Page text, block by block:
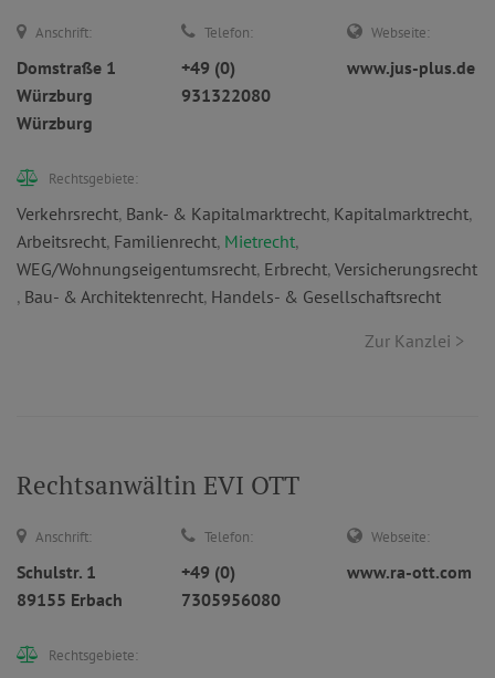
Anschrift:
Domstraße 1
Würzburg
Würzburg
Telefon:
+49 (0)
931322080
Webseite:
www.jus-plus.de
Rechtsgebiete:
Verkehrsrecht, Bank- & Kapitalmarktrecht, Kapitalmarktrecht,
Arbeitsrecht, Familienrecht, Mietrecht,
WEG/Wohnungseigentumsrecht, Erbrecht, Versicherungsrecht
, Bau- & Architektenrecht, Handels- & Gesellschaftsrecht
Zur Kanzlei >
Rechtsanwältin EVI OTT
Anschrift:
Schulstr. 1
89155 Erbach
Telefon:
+49 (0)
7305956080
Webseite:
www.ra-ott.com
Rechtsgebiete: